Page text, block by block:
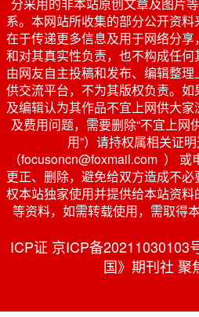
系。本网站所收集的部分公开资
在于传递更多信息及用于网络分
和对其真实性负责，也不构成任
由网友自主投稿和发布、编辑整
供交流平台，不为其版权负责。
及编辑认为其作品不宜上网供大
及费用问题，需要删除“不宜上网
用”）请持权属相关证
（focusoncn@foxmail.com ）
更正、删除，避免给双方造成不
权本站独家使用并提供给本站资
等资料，如需转载使用，需取得
ICP证 京ICP备
国》期刊社 聚